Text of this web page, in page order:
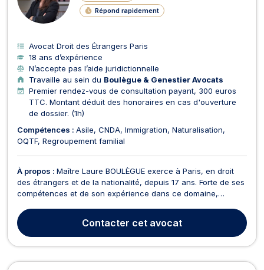
Répond rapidement
Avocat Droit des Étrangers Paris
18 ans d’expérience
N’accepte pas l’aide juridictionnelle
Travaille au sein du Boulègue & Genestier Avocats
Premier rendez-vous de consultation payant, 300 euros
TTC. Montant déduit des honoraires en cas d'ouverture
de dossier. (1h)
Compétences : Asile CNDA Immigration Naturalisation
OQTF Regroupement familial
À propos : Maître Laure BOULÈGUE exerce à Paris, en droit
des étrangers et de la nationalité, depuis 17 ans. Forte de ses
compétences et de son expérience dans ce domaine,
chaque étape de leurs démarches administratives et
contentieuses. Elle accompagne les ressortissants étrang...
Contacter cet avocat